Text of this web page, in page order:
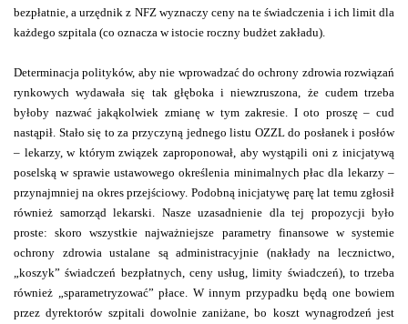
bezpłatnie, a urzędnik z NFZ wyznaczy ceny na te świadczenia i ich limit dla
każdego szpitala (co oznacza w istocie roczny budżet zakładu).
Determinacja polityków, aby nie wprowadzać do ochrony zdrowia rozwiązań
rynkowych wydawała się tak głęboka i niewzruszona, że cudem trzeba
byłoby nazwać jakąkolwiek zmianę w tym zakresie. I oto proszę – cud
nastąpił. Stało się to za przyczyną jednego listu OZZL do posłanek i posłów
– lekarzy, w którym związek zaproponował, aby wystąpili oni z inicjatywą
poselską w sprawie ustawowego określenia minimalnych płac dla lekarzy –
przynajmniej na okres przejściowy. Podobną inicjatywę parę lat temu zgłosił
również samorząd lekarski. Nasze uzasadnienie dla tej propozycji było
proste: skoro wszystkie najważniejsze parametry finansowe w systemie
ochrony zdrowia ustalane są administracyjnie (nakłady na lecznictwo,
„koszyk” świadczeń bezpłatnych, ceny usług, limity świadczeń), to trzeba
również „sparametryzować” płace. W innym przypadku będą one bowiem
przez dyrektorów szpitali dowolnie zaniżane, bo koszt wynagrodzeń jest